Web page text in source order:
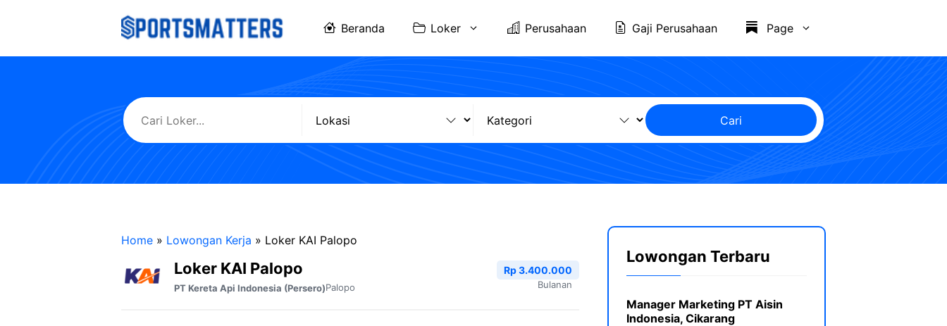
Beranda Loker Perusahaan Gaji Perusahaan Page
Cari
Home » Lowongan Kerja » Loker KAI Palopo
Loker KAI Palopo
PT Kereta Api Indonesia (Persero)Palopo
Rp 3.400.000
Bulanan
Lowongan Terbaru
Manager Marketing PT Aisin
Indonesia, Cikarang